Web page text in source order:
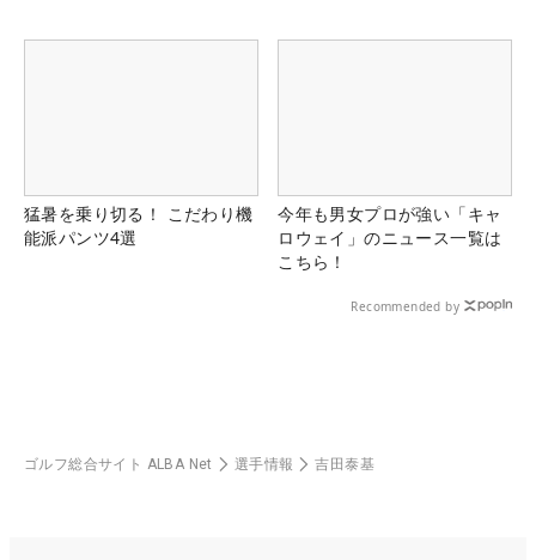
猛暑を乗り切る！ こだわり機
能派パンツ4選
今年も男女プロが強い「キャ
ロウェイ」のニュース一覧は
こちら！
Recommended by
ゴルフ総合サイト ALBA Net 選手情報 吉田泰基